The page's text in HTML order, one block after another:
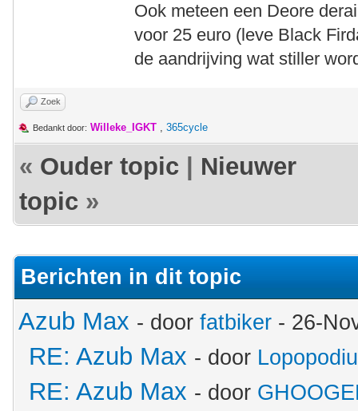
Ook meteen een Deore
voor 25 euro (leve Black
de aandrijving wat stiller
Zoek
Bedankt door: Willeke_IGKT , 365cycle
« Ouder topic
Nieuwer
topic »
Berichten in dit topic
Azub Max - door fatbiker - 26-
RE: Azub Max - door
RE: Azub Max - door